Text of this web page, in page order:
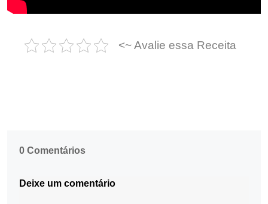
<~ Avalie essa Receita
0 Comentários
Deixe um comentário